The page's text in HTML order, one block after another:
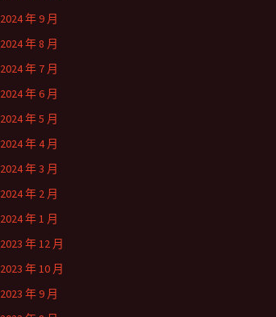
2024 年 9 月
2024 年 8 月
2024 年 7 月
2024 年 6 月
2024 年 5 月
2024 年 4 月
2024 年 3 月
2024 年 2 月
2024 年 1 月
2023 年 12 月
2023 年 10 月
2023 年 9 月